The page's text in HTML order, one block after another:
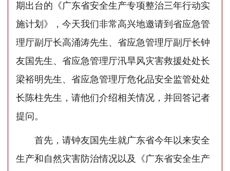
期出台的《广东省安全生产专项整治三年行动实
施计划》，今天我们非常高兴地邀请到省应急管
理厅副厅长高涌涛先生、省应急管理厅副厅长钟
友国先生、省应急管理厅汛旱风灾害救援处处长
梁裕明先生、省应急管理厅危化品安全监管处处
长陈柱先生，请他们介绍相关情况，并回答记者
提问。
首先，请钟友国先生就广东省今年以来安全
生产和自然灾害防治情况以及《广东省安全生产